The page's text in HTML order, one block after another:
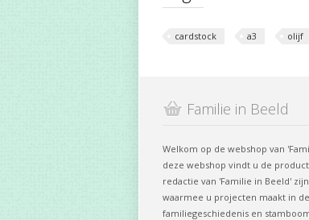
cardstock a3 olijf
Familie in Beeld
Welkom op de webshop van
deze webshop vindt u de
redactie van 'Familie in Beeld'
waarmee u projecten maakt in
familiegeschiedenis en